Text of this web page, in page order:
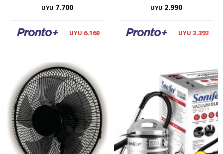
UYU 7.700
UYU 6.160
UYU 2.990
UYU 2.392